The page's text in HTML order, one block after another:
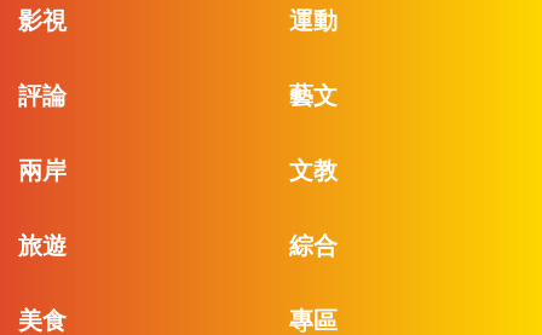
影視 運動
評論 藝文
兩岸 文教
旅遊 綜合
美食 專區